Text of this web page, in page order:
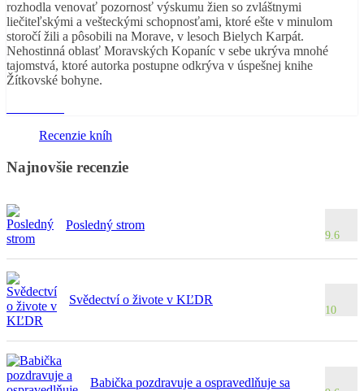
rozhodla venovať pozornosť výskumu žien so zvláštnymi
liečiteľskými a vešteckými schopnosťami, ktoré ešte v minulom
storočí žili a pôsobili na Morave, v lesoch Bielych Karpát.
Nehostinná oblasť Moravských Kopaníc v sebe ukrýva mnohé
tajomstvá, ktoré autorka postupne odkrýva v úspešnej knihe
Žítkovské bohyne.
Recenzie kníh
Najnovšie recenzie
Posledný strom
9.6
Svědectví o živote v KĽDR
10
Babička pozdravuje a ospravedlňuje sa